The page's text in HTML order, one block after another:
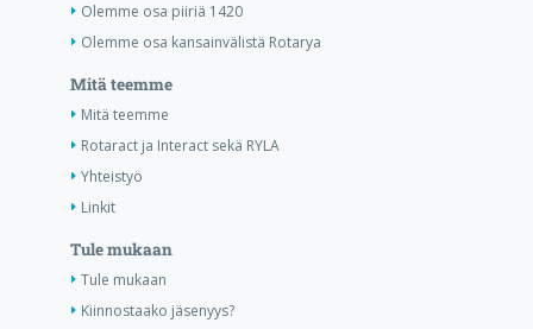
Olemme osa piiriä 1420
Olemme osa kansainvälistä Rotarya
Mitä teemme
Mitä teemme
Rotaract ja Interact sekä RYLA
Yhteistyö
Linkit
Tule mukaan
Tule mukaan
Kiinnostaako jäsenyys?